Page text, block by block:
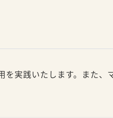
実践いたします。また、